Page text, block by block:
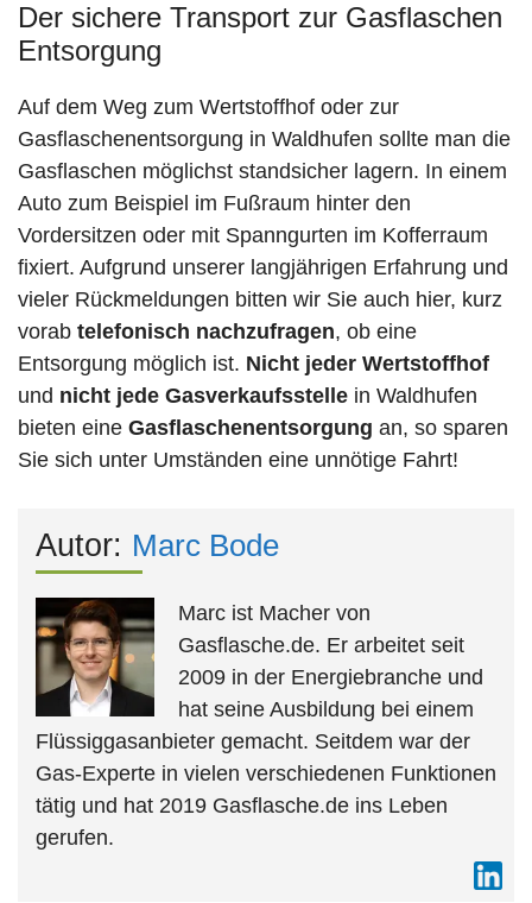
Der sichere Transport zur Gasflaschen
Entsorgung
Auf dem Weg zum Wertstoffhof oder zur
Gasflaschenentsorgung in Waldhufen sollte man die
Gasflaschen möglichst standsicher lagern. In einem
Auto zum Beispiel im Fußraum hinter den
Vordersitzen oder mit Spanngurten im Kofferraum
fixiert. Aufgrund unserer langjährigen Erfahrung und
vieler Rückmeldungen bitten wir Sie auch hier, kurz
vorab telefonisch nachzufragen, ob eine
Entsorgung möglich ist. Nicht jeder Wertstoffhof
und nicht jede Gasverkaufsstelle in Waldhufen
bieten eine Gasflaschenentsorgung an, so sparen
Sie sich unter Umständen eine unnötige Fahrt!
Autor: Marc Bode
Marc ist Macher von
Gasflasche.de. Er arbeitet seit
2009 in der Energiebranche und
hat seine Ausbildung bei einem
Flüssiggasanbieter gemacht. Seitdem war der
Gas-Experte in vielen verschiedenen Funktionen
tätig und hat 2019 Gasflasche.de ins Leben
gerufen.